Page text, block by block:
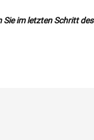
Sie im letzten Schritt des